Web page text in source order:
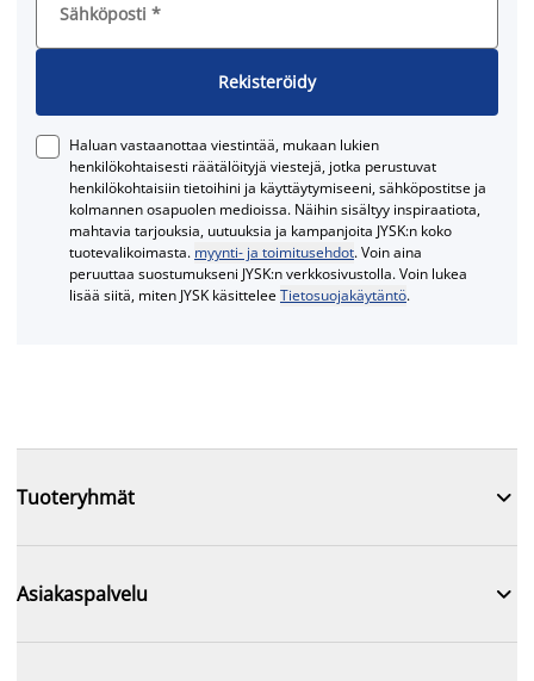
Sähköposti *
Rekisteröidy
Haluan vastaanottaa viestintää, mukaan lukien
henkilökohtaisesti räätälöityjä viestejä, jotka perustuvat
henkilökohtaisiin tietoihini ja käyttäytymiseeni, sähköpostitse ja
kolmannen osapuolen medioissa. Näihin sisältyy inspiraatiota,
mahtavia tarjouksia, uutuuksia ja kampanjoita JYSK:n koko
tuotevalikoimasta. myynti- ja toimitusehdot. Voin aina
peruuttaa suostumukseni JYSK:n verkkosivustolla. Voin lukea
lisää siitä, miten JYSK käsitteleeTietosuojakäytäntö.
Tuoteryhmät 
Asiakaspalvelu 